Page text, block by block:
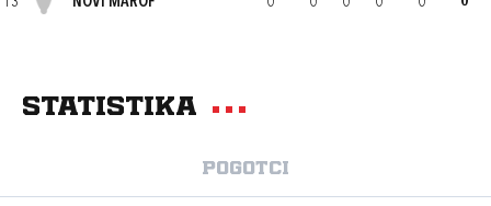
Statistika
Pogotci